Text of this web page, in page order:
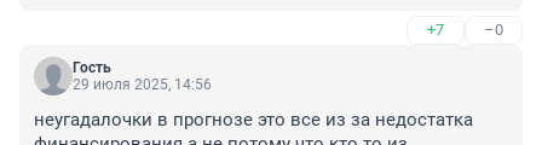
узнаю,какая будет зима".Приходет к синоптику:
-Скажи какая будет зима.
-Точно?
+7 –0
Гость
29 июля 2025, 14:56
неугадалочки в прогнозе это все из за недостатка